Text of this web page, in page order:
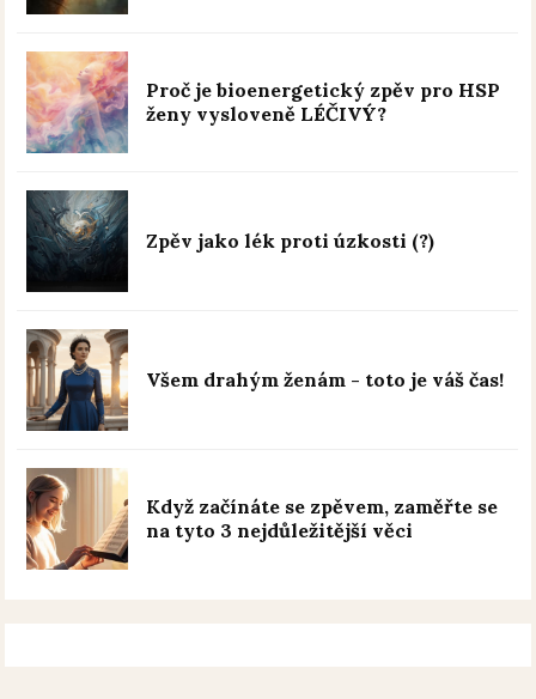
Proč je bioenergetický zpěv pro HSP
ženy vysloveně LÉČIVÝ?
Zpěv jako lék proti úzkosti (?)
Všem drahým ženám - toto je váš čas!
Když začínáte se zpěvem, zaměřte se
na tyto 3 nejdůležitější věci